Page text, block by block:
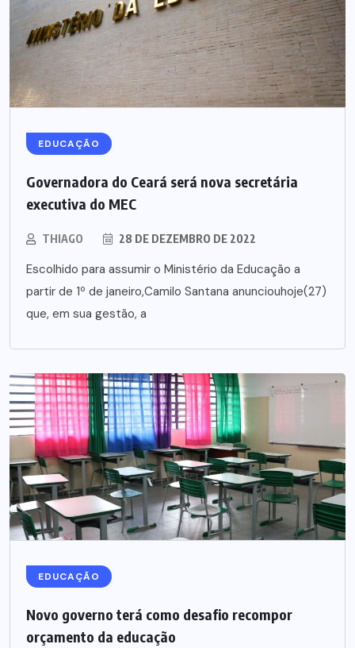
EDUCAÇÃO
Governadora do Ceará será nova secretária
executiva do MEC
THIAGO 28 DE DEZEMBRO DE 2022
Escolhido para assumir o Ministério da Educação a
partir de 1º de janeiro,Camilo Santana anunciouhoje(27)
que, em sua gestão, a
EDUCAÇÃO
Novo governo terá como desafio recompor
orçamento da educação